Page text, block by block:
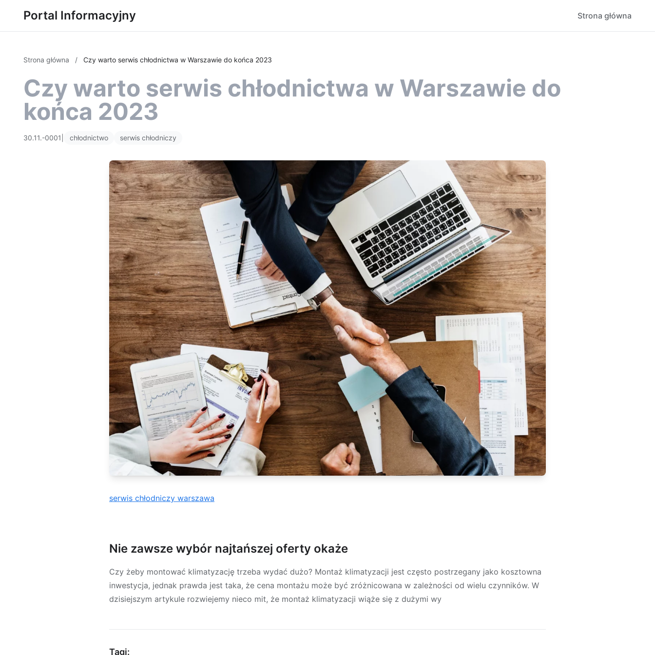
Portal Informacyjny Strona główna
Strona główna / Czy warto serwis chłodnictwa w Warszawie do końca 2023
Czy warto serwis chłodnictwa w Warszawie do
końca 2023
30.11.-0001 chłodnictwo serwis chłodniczy
serwis chłodniczy warszawa
Nie zawsze wybór najtańszej oferty okaże
Czy żeby montować klimatyzację trzeba wydać dużo? Montaż klimatyzacji jest często postrzegany jako kosztowna
inwestycja, jednak prawda jest taka, że cena montażu może być zróżnicowana w zależności od wielu czynników. W
dzisiejszym artykule rozwiejemy nieco mit, że montaż klimatyzacji wiąże się z dużymi wy
Tagi: